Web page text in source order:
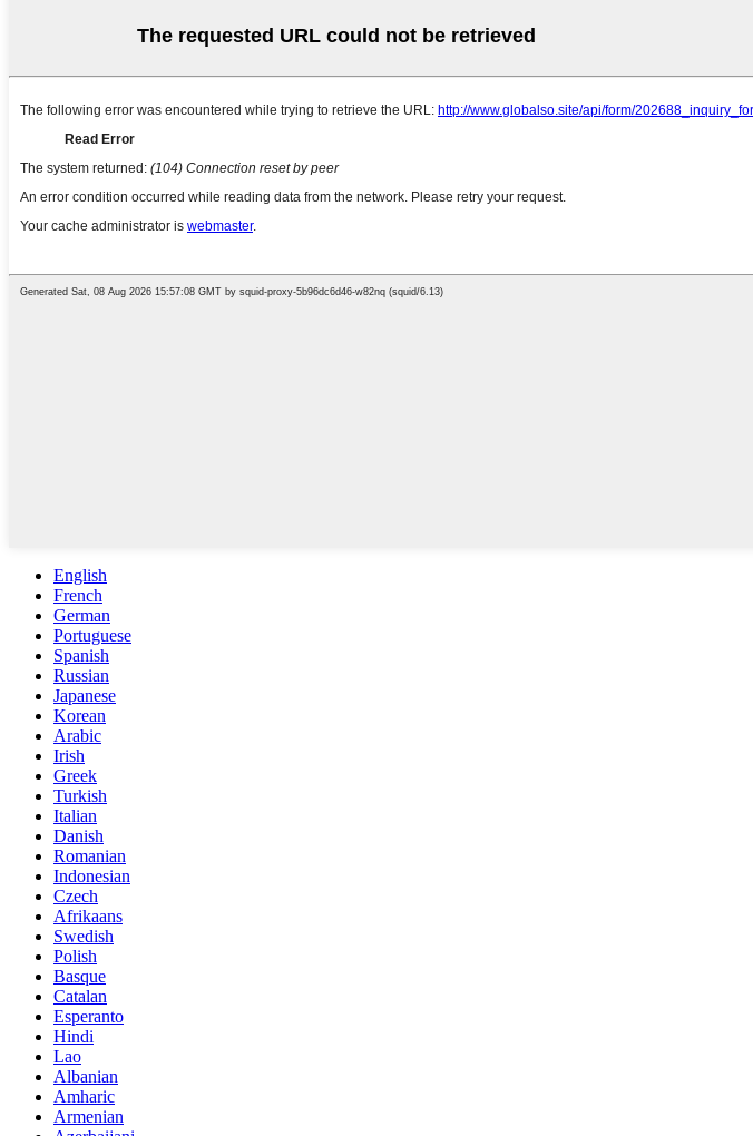
English
French
German
Portuguese
Spanish
Russian
Japanese
Korean
Arabic
Irish
Greek
Turkish
Italian
Danish
Romanian
Indonesian
Czech
Afrikaans
Swedish
Polish
Basque
Catalan
Esperanto
Hindi
Lao
Albanian
Amharic
Armenian